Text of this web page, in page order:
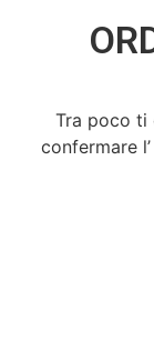
Tra poco ti
confermare